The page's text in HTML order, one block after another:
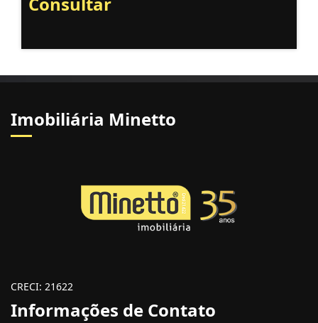
Imobiliária Minetto
CRECI: 21622
Informações de Contato